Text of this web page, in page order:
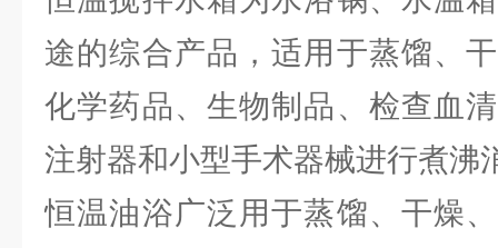
途的综合产品，适用于蒸馏、
化学药品、生物制品、检查血
注射器和小型手术器械进行煮沸
恒温油浴广泛用于蒸馏、干燥